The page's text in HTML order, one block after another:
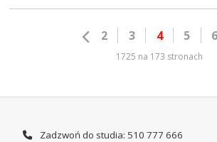
2 3 4 5 6
1725 na 173 stronach
Zadzwoń do studia: 510 777 666